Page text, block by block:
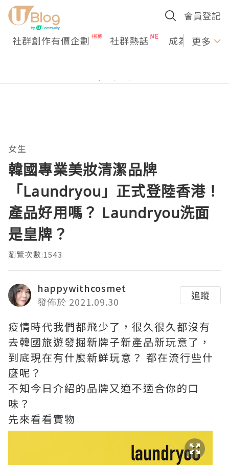
會員登記
社群創作有價企劃 社群熱話 成為U更多
女生
韓國專業美妝清潔品牌
「Laundryou」正式登陸香港！
產品好用嗎？ Laundryou洗面
是皇牌？
瀏覽次數:1543
happywithcosmet
發佈於 2021.09.30
追蹤
疫情時代我們都飛少了，很久很久都沒有
去韓國旅遊發掘新牌子新產品新玩意了，
到底現在有什麼新鮮玩意？ 都在流行些什
麼呢？
不知今日介紹的品牌又適不適合你的口
味？
先來看看實物